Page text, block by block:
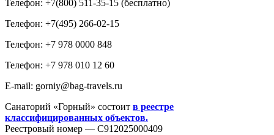
Телефон: +7(800) 511-35-15 (бесплатно)
Телефон: +7(495) 266-02-15
Телефон: +7 978 0000 848
Телефон: +7 978 010 12 60
E-mail: gorniy@bag-travels.ru
Санаторий «Горный» состоит в реестре
классифицированных объектов.
Реестровый номер — С912025000409